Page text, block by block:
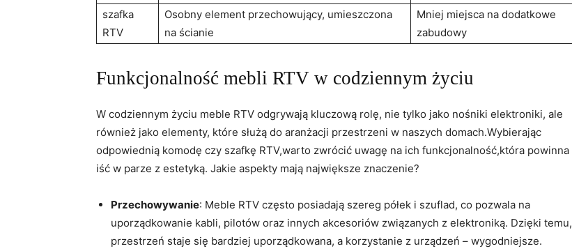
szafka
RTV
Osobny element przechowujący, umieszczona
na ścianie
Mniej miejsca na dodatkowe
zabudowy
Funkcjonalność mebli RTV w codziennym życiu
W codziennym życiu meble RTV odgrywają kluczową rolę, nie tylko jako nośniki elektroniki, ale
również jako elementy, które służą do aranżacji przestrzeni w naszych domach.Wybierając
odpowiednią komodę czy szafkę RTV,warto zwrócić uwagę na ich funkcjonalność,która powinna
iść w parze z estetyką. Jakie aspekty mają największe znaczenie?
Przechowywanie: Meble RTV często posiadają szereg półek i szuflad, co pozwala na
uporządkowanie kabli, pilotów oraz innych akcesoriów związanych z elektroniką. Dzięki temu,
przestrzeń staje się bardziej uporządkowana, a korzystanie z urządzeń – wygodniejsze.